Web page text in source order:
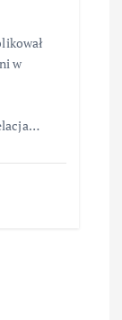
w